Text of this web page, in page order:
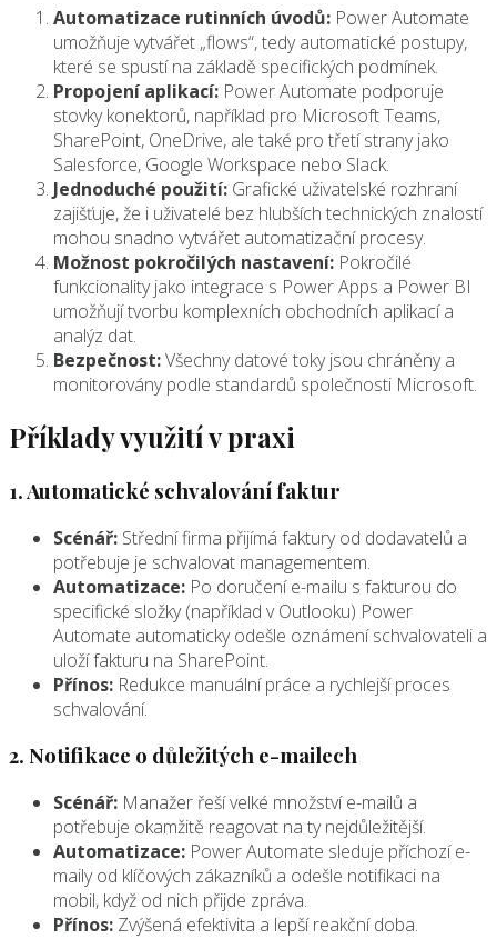
Automatizace rutinních úvodů: Power Automate
umožňuje vytvářet „flows“, tedy automatické postupy,
které se spustí na základě specifických podmínek.
Propojení aplikací: Power Automate podporuje
stovky konektorů, například pro Microsoft Teams,
SharePoint, OneDrive, ale také pro třetí strany jako
Salesforce, Google Workspace nebo Slack.
Jednoduché použití: Grafické uživatelské rozhraní
zajišťuje, že i uživatelé bez hlubších technických znalostí
mohou snadno vytvářet automatizační procesy.
Možnost pokročilých nastavení: Pokročilé
funkcionality jako integrace s Power Apps a Power BI
umožňují tvorbu komplexních obchodních aplikací a
analýz dat.
Bezpečnost:Všechny datové toky jsou chráněny a
monitorovány podle standardů společnosti Microsoft.
Příklady využití v praxi
1. Automatické schvalování faktur
Scénář: Střední firma přijímá faktury od dodavatelů a
potřebuje je schvalovat managementem.
Automatizace: Po doručení e-mailu s fakturou do
specifické složky (například v Outlooku) Power
Automate automaticky odešle oznámení schvalovateli a
uloží fakturu na SharePoint.
Přínos: Redukce manuální práce a rychlejší proces
schvalování.
2. Notifikace o důležitých e-mailech
Scénář: Manažer řeší velké množství e-mailů a
potřebuje okamžitě reagovat na ty nejdůležitější.
Automatizace: Power Automate sleduje příchozí e-
maily od klíčových zákazníků a odešle notifikaci na
mobil, když od nich přijde zpráva.
Přínos: Zvýšená efektivita a lepší reakční doba.